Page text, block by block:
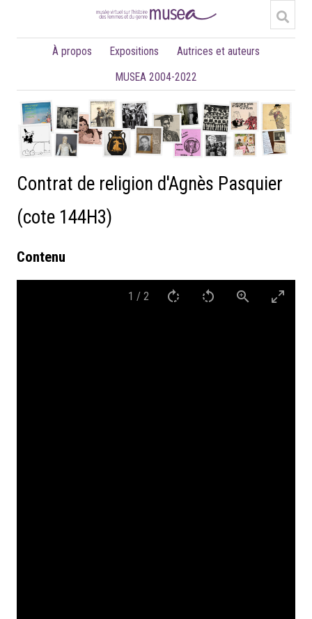
À propos Expositions
Autrices et auteurs
MUSEA 2004-2022
Contrat de religion d'Agnès Pasquier
(cote 144H3)
Contenu
1 / 2